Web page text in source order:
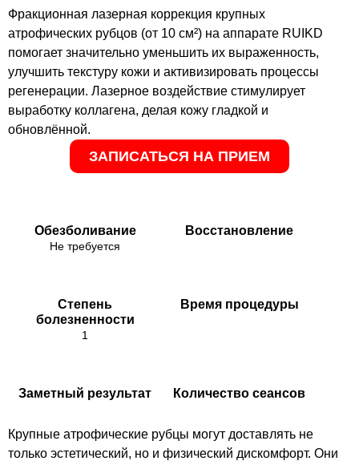
Фракционная лазерная коррекция крупных
атрофических рубцов (от 10 см²) на аппарате RUIKD
помогает значительно уменьшить их выраженность,
улучшить текстуру кожи и активизировать процессы
регенерации. Лазерное воздействие стимулирует
выработку коллагена, делая кожу гладкой и
обновлённой.
ЗАПИСАТЬСЯ НА ПРИЕМ
Обезболивание
Не требуется
Восстановление
Степень
болезненности
1
Время процедуры
Заметный результат Количество сеансов
Крупные атрофические рубцы могут доставлять не
только эстетический, но и физический дискомфорт. Они